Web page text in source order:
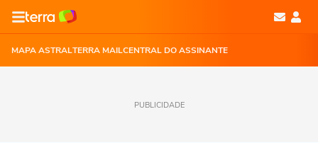
MAPA ASTRALTERRA MAILCENTRAL DO ASSINANTE
PUBLICIDADE